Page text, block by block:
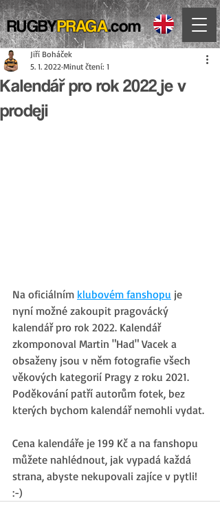
RUGBYPRAGA.com
Kalendář pro rok 2022 je v
prodeji
Jiří Boháček
5. 1. 2022 Minut čtení: 1
Na oficiálním klubovém fanshopu je
nyní možné zakoupit pragovácký
kalendář pro rok 2022. Kalendář
zkomponoval Martin "Had" Vacek a
obsaženy jsou v něm fotografie všech
věkových kategorií Pragy z roku 2021.
Poděkování patří autorům fotek, bez
kterých bychom kalendář nemohli vydat.
Cena kalendáře je 199 Kč a na fanshopu
můžete nahlédnout, jak vypadá každá
strana, abyste nekupovali zajíce v pytli!
:-)